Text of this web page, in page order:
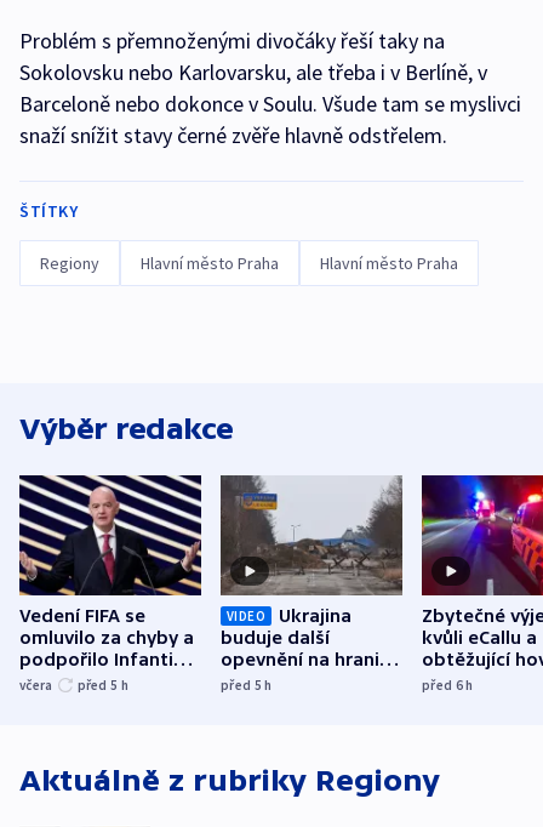
Problém s přemnoženými divočáky řeší taky na
Sokolovsku nebo Karlovarsku, ale třeba i v Berlíně, v
Barceloně nebo dokonce v Soulu. Všude tam se myslivci
snaží snížit stavy černé zvěře hlavně odstřelem.
ŠTÍTKY
Regiony Hlavní město Praha Hlavní město Praha
Výběr redakce
Vedení FIFA se
omluvilo za chyby a
podpořilo Infantina.
UEFA trvá na
včera před 5 h
VIDEO
Ukrajina
buduje další
opevnění na hranici
s Běloruskem
před 5h
Zbytečné
kvůli eCallu a
obtěžující
zdržují
před 6h
Aktuálně z rubriky Regiony